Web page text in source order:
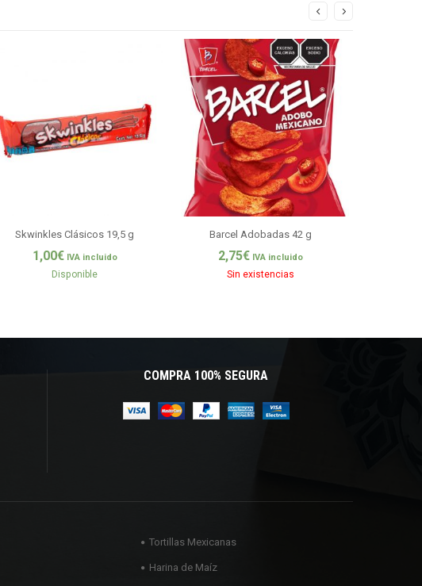
Skwinkles Clásicos 19,5 g
1,00€ IVA incluido
Disponible
Barcel Adobadas 42 g
2,75€ IVA incluido
Sin existencias
COMPRA 100% SEGURA
Tortillas Mexicanas
Harina de Maíz